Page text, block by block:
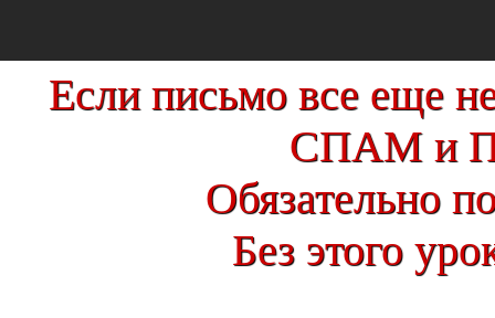
Если письмо все еще
СПАМ и
Обязательно
Без этого